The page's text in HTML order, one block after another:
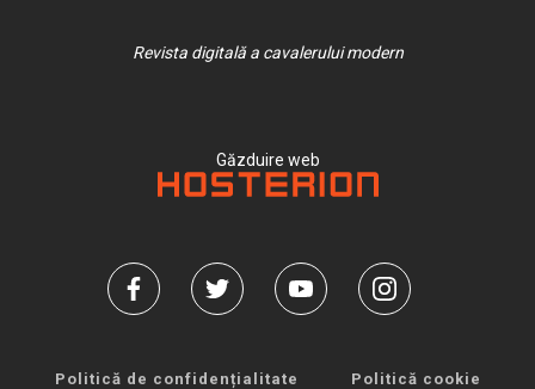
Revista digitală a cavalerului modern
Găzduire web
Politică de confidențialitate Politică cookie